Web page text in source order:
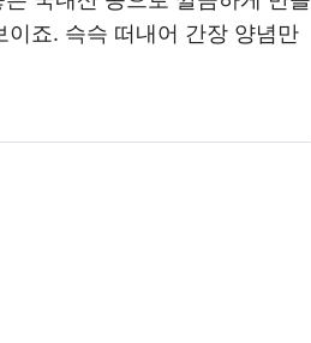
죠. 슥슥 떠내어 간장 양념만